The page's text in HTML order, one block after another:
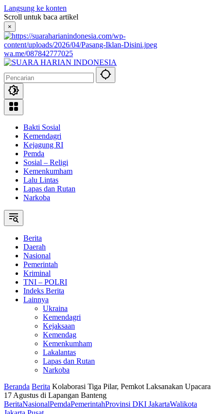
Langsung ke konten
Scroll untuk baca artikel
×
wa.me/087842777025
Bakti Sosial
Kemendagri
Kejagung RI
Pemda
Sosial – Religi
Kemenkumham
Lalu Lintas
Lapas dan Rutan
Narkoba
Berita
Daerah
Nasional
Pemerintah
Kriminal
TNI – POLRI
Indeks Berita
Lainnya
Ukraina
Kemendagri
Kejaksaan
Kemendag
Kemenkumham
Lakalantas
Lapas dan Rutan
Narkoba
Beranda Berita Kolaborasi Tiga Pilar, Pemkot Laksanakan Upacara
17 Agustus di Lapangan Banteng
BeritaNasionalPemdaPemerintahProvinsi DKI JakartaWalikota